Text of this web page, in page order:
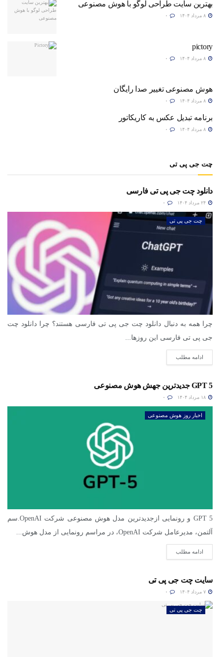
بهترین سایت طراحی لوگو با هوش مصنوعی
pictory
هوش مصنوعی تغییر صدا رایگان
برنامه تبدیل عکس به کاریکاتور
چت جی پی تی
دانلود چت جی پی تی فارسی
چت جی پی تی
چرا همه به دنبال دانلود چت جی پی تی فارسی هستند؟ چرا دانلود چت
جی پی تی فارسی این روزها...
ادامه مطلب
GPT 5 جدیدترین جهش هوش مصنوعی
اخبار روز هوش مصنوعی
GPT 5 و رونمایی ازجدیدترین مدل هوش مصنوعی شرکت OpenAI.سم
آلتمن، مدیرعامل شرکت OpenAI، در مراسم رونمایی از مدل هوش...
ادامه مطلب
سایت چت جی پی تی
چت جی پی تی